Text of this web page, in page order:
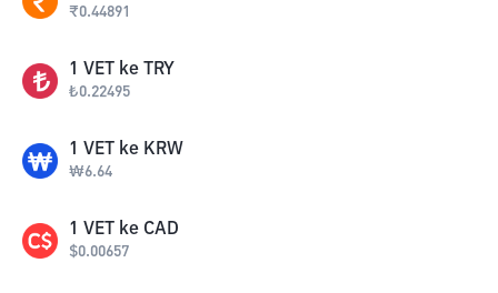
₹0.44891
1 VET ke TRY
₺0.22495
1 VET ke KRW
₩6.64
1 VET ke CAD
$0.00657